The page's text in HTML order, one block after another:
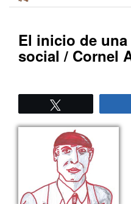
El inicio de
social / Cornel